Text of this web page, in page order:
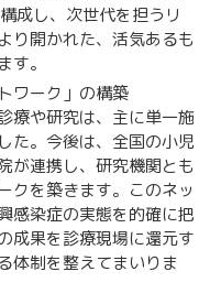
成し、次世代を担うリ
り開かれた、活気あるも
す。
ワーク」の構築
療や研究は、主に単一施
た。今後は、全国の小児
が連携し、研究機関とも
クを築きます。このネッ
感染症の実態を的確に把
成果を診療現場に還元す
体制を整えてまいりま